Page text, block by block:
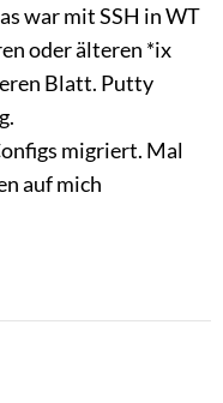
war mit SSH in WT
oder älteren *ix
Blatt. Putty
migriert. Mal
auf mich